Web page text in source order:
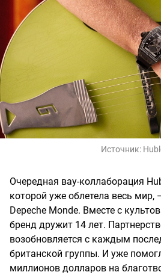
Источник:
Очередная вау-коллаборация
которой уже облетела весь мир,
Depeche Monde. Вместе с
бренд дружит 14 лет.
возобновляется с каждым
британской группы. И уже
миллионов долларов на